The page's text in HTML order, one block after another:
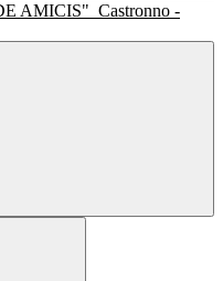
AMICIS" Castronno -